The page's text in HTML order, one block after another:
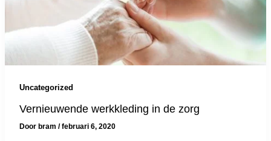
Uncategorized
Vernieuwende werkkleding in de zorg
Door bram /februari 6, 2020